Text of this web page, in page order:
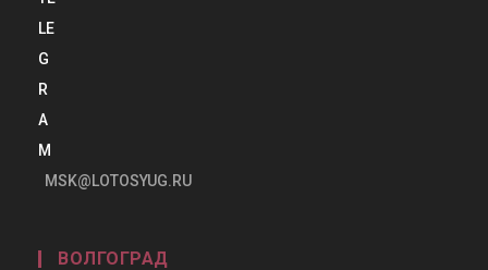
MSK@LOTOSYUG.RU
ВОЛГОГРАД